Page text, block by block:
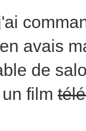
avais
de
film